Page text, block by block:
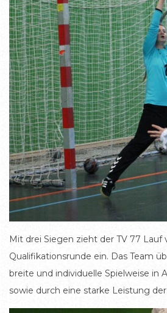
Mit drei Siegen zieht der TV 77 Lauf
Qualifikationsrunde ein. Das Team
breite und individuelle Spielweise in
sowie durch eine starke Leistung